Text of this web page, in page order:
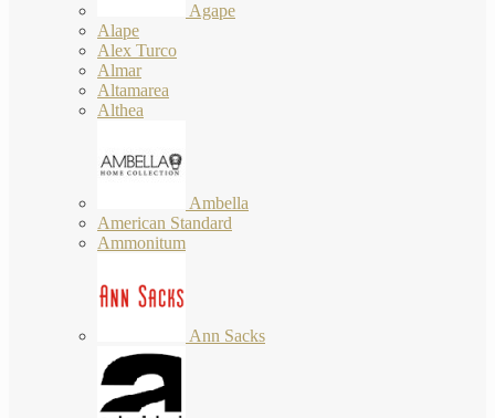
Agape
Alape
Alex Turco
Almar
Altamarea
Althea
Ambella
American Standard
Ammonitum
Ann Sacks